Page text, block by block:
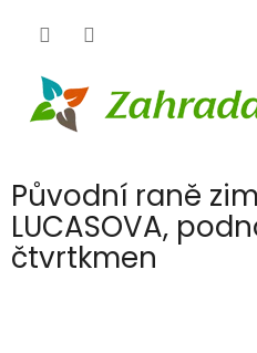
Původní raně
LUCASOVA,
čtvrtkmen